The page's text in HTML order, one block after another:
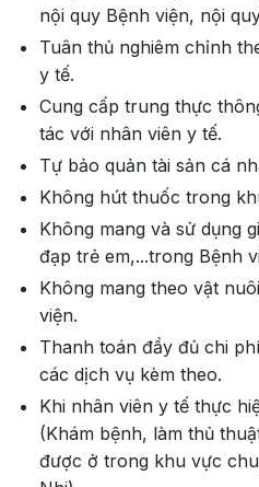
nội quy Bệnh viện, nội
Tuân thủ nghiêm chỉnh
y tế.
Cung cấp trung thực
tác với nhân viên y tế.
Tự bảo quản tài sản cá
Không hút thuốc trong
Không mang và sử dụng
đạp trẻ em,...trong Bệnh
Không mang theo vật
viện.
Thanh toán đầy đủ chi
các dịch vụ kèm theo.
Khi nhân viên y tế thực
(Khám bệnh, làm thủ
được ở trong khu vực